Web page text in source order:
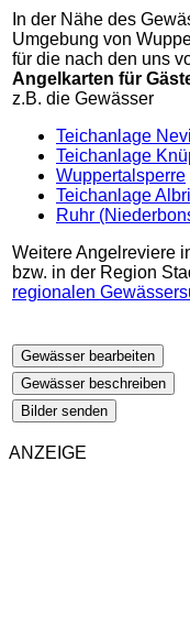
In der Nähe des
Umgebung von
für die nach den uns
Angelkarten für
z.B. die Gewässer
Teichanlage
Teichanlage
Wuppertalsperre
Teichanlage
Ruhr
Weitere Angelreviere
bzw. in der Region
regionalen
Gewässer bearbeiten
Gewässer beschreiben
Bilder senden
ANZEIGE